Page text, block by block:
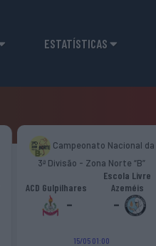
ESTATÍSTICAS
Campeonato Nacional da
3ª Divisão - Zona Norte “B”
ACD Gulpilhares
-
Escola Livre
Azeméis
-
15/05 01:00